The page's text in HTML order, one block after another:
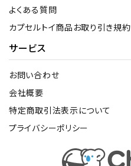
よくある質問
カプセルトイ商品お取り引き規約
サービス
お問い合わせ
会社概要
特定商取引法表示について
プライバシーポリシー